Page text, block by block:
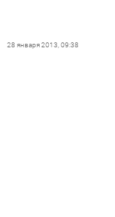
28 января 2013, 09:38